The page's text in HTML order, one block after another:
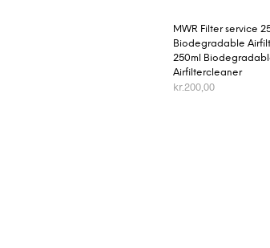
MWR Filter service
Biodegradable
250ml
Airfiltercleaner
kr.200,00